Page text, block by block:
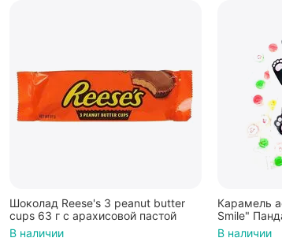
Шоколад Reese's 3 peanut butter
cups 63 г с арахисовой пастой
В наличии
Карамель
Smile"
В наличии